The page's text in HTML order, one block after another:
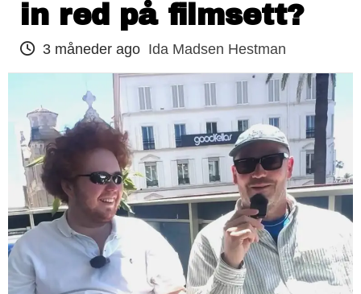
in red på filmsett?
3 måneder ago Ida Madsen Hestman